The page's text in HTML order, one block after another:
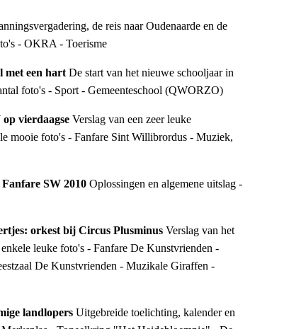
de reis naar Oudenaarde en de
- OKRA - Toerisme
met een hart De start van het nieuwe schooljaar in
foto's - Sport - Gemeenteschool (QWORZO)
op vierdaagse Verslag van een zeer leuke
mooie foto's - Fanfare Sint Willibrordus - Muziek,
Fanfare SW 2010 Oplossingen en algemene uitslag -
orkest bij Circus Plusminus Verslag van het
leuke foto's - Fanfare De Kunstvrienden -
De Kunstvrienden - Muzikale Giraffen -
landlopers Uitgebreide toelichting, kalender en